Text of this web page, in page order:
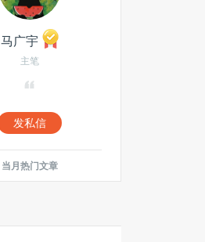
马广宇
主笔
发私信
当月热门文章